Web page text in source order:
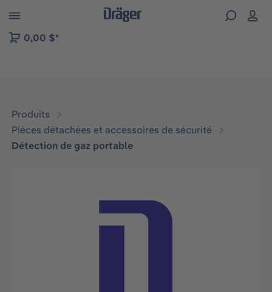
to B2B platform navigation
0,00 $*
Produits
Pièces détachées et accessoires de sécurité
Détection de gaz portable
Ignorer la galerie d'images